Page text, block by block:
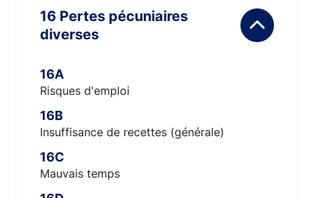
16 Pertes pécuniaires
diverses
16A
Risques d'emploi
16B
Insuffisance de recettes (générale)
16C
Mauvais temps